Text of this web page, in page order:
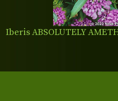
Iberis ABSOLUTELY